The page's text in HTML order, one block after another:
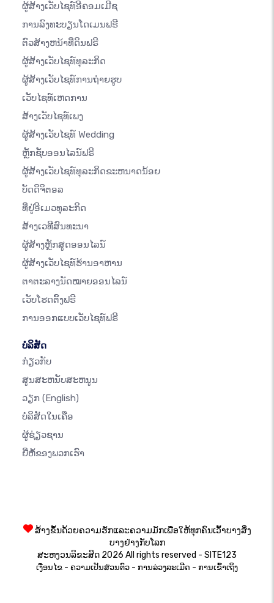
ຜູ້ສ້າງເວັບໄຊທ໌ອີຄອມເມີຊ
ການລົງທະບຽນໂດເມນຟຣີ
ຕົວສ້າງຫນ້າທີ່ດິນຟຣີ
ຜູ້ສ້າງເວັບໄຊທ໌ທຸລະກິດ
ຜູ້ສ້າງເວັບໄຊທ໌ການຖ່າຍຮູບ
ເວັບໄຊທ໌ເຫດການ
ສ້າງເວັບໄຊທ໌ເພງ
ຜູ້ສ້າງເວັບໄຊທ໌ Wedding
ຫຼັກຊັບອອນໄລນ໌ຟຣີ
ຜູ້ສ້າງເວັບໄຊທ໌ທຸລະກິດຂະຫນາດນ້ອຍ
ບັດດິຈິຕອລ
ທີ່ຢູ່ອີເມວທຸລະກິດ
ສ້າງເວທີສົນທະນາ
ຜູ້ສ້າງຫຼັກສູດອອນໄລນ໌
ຜູ້ສ້າງເວັບໄຊທ໌ຮ້ານອາຫານ
ຕາຕະລາງນັດໝາຍອອນໄລນ໌
ເວັບໂຮດຕິ້ງຟຣີ
ການອອກແບບເວັບໄຊທ໌ຟຣີ
ບໍລິສັດ
ກ່ຽວກັບ
ສູນສະຫນັບສະຫນູນ
ວຽກ (English)
ບໍລິສັດໃນເຄືອ
ຜູ້ຊ່ຽວຊານ
ຍີ່ຫໍ້ຂອງພວກເຮົາ
ສ້າງຂຶ້ນດ້ວຍຄວາມຮັກແລະຄວາມມັກເພື່ອໃຫ້ທຸກຄົນເວົ້າບາງສິ່ງ
ບາງຢ່າງກັບໂລກ
ສະຫງວນລິຂະສິດ 2026 All rights reserved - SITE123
ເງື່ອນໄຂ - ຄວາມເປັນສ່ວນຕົວ - ການລ່ວງລະເມີດ - ການເຂົ້າເຖິງ